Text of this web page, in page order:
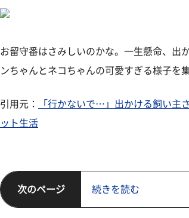
お留守番はさみしいのかな。一生懸命、出
ンちゃんとネコちゃんの可愛すぎる様子を
引用元：
「行かないで…」出かける飼い主
ット生活
次のページ 続きを読む